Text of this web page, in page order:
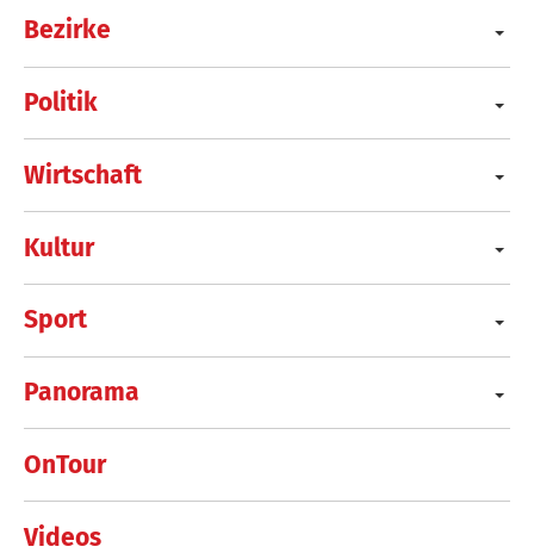
Bezirke
Politik
Wirtschaft
Kultur
Sport
Panorama
OnTour
Videos